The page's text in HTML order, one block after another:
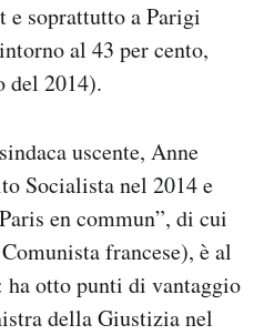
e soprattutto a Parigi
al 43 per cento,
del 2014).
uscente, Anne
Socialista nel 2014 e
en commun”, di cui
francese), è al
otto punti di vantaggio
della Giustizia nel